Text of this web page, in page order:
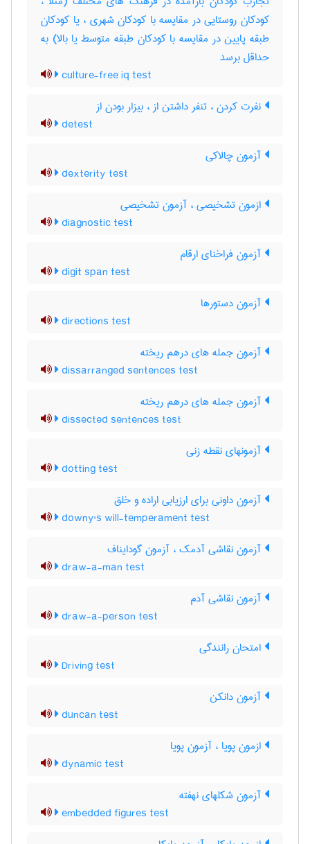
کودکان روستایی در مقایسه با کودکان شهری ، یا کودکان
طبقه پایین در مقایسه با کودکان طبقه متوسط یا بالا) به
حداقل برسد
culture-free iq test
نفرت کردن ، تنفر داشتن از ، بیزار بودن از
detest
آزمون چالاکی
dexterity test
ازمون تشخیصی ، آزمون تشخیصی
diagnostic test
آزمون فراخنای ارقام
digit span test
آزمون دستورها
directions test
آزمون جمله های درهم ریخته
dissarranged sentences test
آزمون جمله های درهم ریخته
dissected sentences test
آزمونهای نقطه زنی
dotting test
آزمون داونی برای ارزیابی اراده و خلق
downy's will-temperament test
آزمون نقاشی آدمک ، آزمون گودایناف
draw-a-man test
آزمون نقاشی آدم
draw-a-person test
امتحان رانندگی
Driving test
آزمون دانکن
duncan test
ازمون پویا ، آزمون پویا
dynamic test
آزمون شکلهای نهفته
embedded figures test